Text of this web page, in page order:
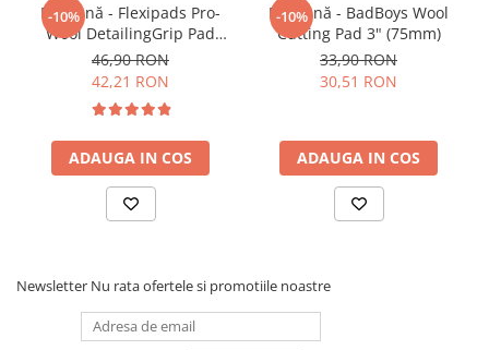
-10%
Pad lână - Flexipads Pro-
Wool DetailingGrip Pad
135mm
46,90 RON
42,21 RON
ADAUGA IN COS
-10%
Pad lână - BadBoys Wool
Cutting Pad 3" (75mm)
33,90 RON
30,51 RON
ADAUGA IN COS
Newsletter Nu rata ofertele si promotiile noastre